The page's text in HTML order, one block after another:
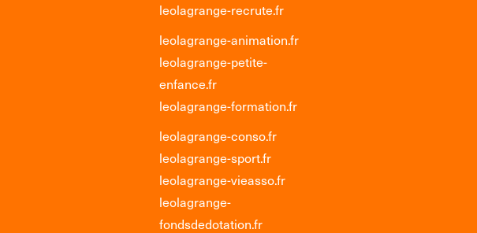
leolagrange-recrute.fr
leolagrange-animation.fr
leolagrange-petite-
enfance.fr
leolagrange-formation.fr
leolagrange-conso.fr
leolagrange-sport.fr
leolagrange-vieasso.fr
leolagrange-
fondsdedotation.fr